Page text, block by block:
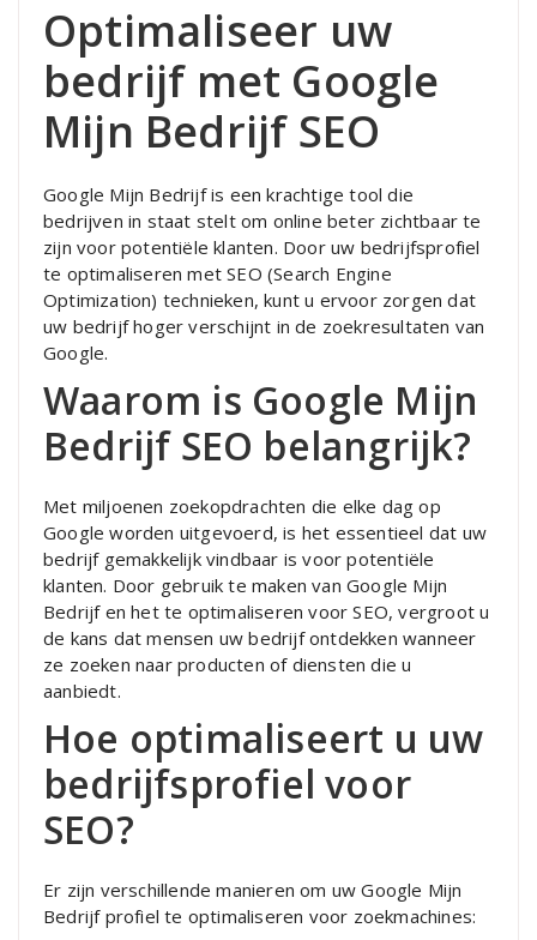
Optimaliseer uw
bedrijf met Google
Mijn Bedrijf SEO
Google Mijn Bedrijf is een krachtige tool die
bedrijven in staat stelt om online beter zichtbaar te
zijn voor potentiële klanten. Door uw bedrijfsprofiel
te optimaliseren met SEO (Search Engine
Optimization) technieken, kunt u ervoor zorgen dat
uw bedrijf hoger verschijnt in de zoekresultaten van
Google.
Waarom is Google Mijn
Bedrijf SEO belangrijk?
Met miljoenen zoekopdrachten die elke dag op
Google worden uitgevoerd, is het essentieel dat uw
bedrijf gemakkelijk vindbaar is voor potentiële
klanten. Door gebruik te maken van Google Mijn
Bedrijf en het te optimaliseren voor SEO, vergroot u
de kans dat mensen uw bedrijf ontdekken wanneer
ze zoeken naar producten of diensten die u
aanbiedt.
Hoe optimaliseert u uw
bedrijfsprofiel voor
SEO?
Er zijn verschillende manieren om uw Google Mijn
Bedrijf profiel te optimaliseren voor zoekmachines: